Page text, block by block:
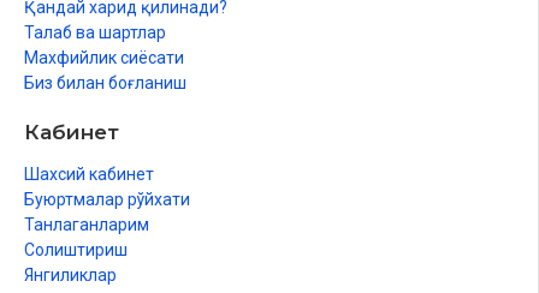
Қандай харид қилинади?
Талаб ва шартлар
Махфийлик сиёсати
Биз билан боғланиш
Кабинет
Шахсий кабинет
Буюртмалар рўйхати
Танлаганларим
Солиштириш
Янгиликлар